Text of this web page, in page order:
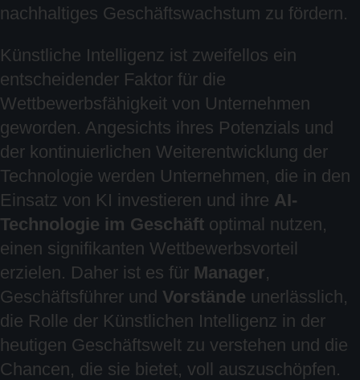
nachhaltiges Geschäftswachstum zu fördern.
Künstliche Intelligenz ist zweifellos ein
entscheidender Faktor für die
Wettbewerbsfähigkeit von Unternehmen
geworden. Angesichts ihres Potenzials und
der kontinuierlichen Weiterentwicklung der
Technologie werden Unternehmen, die in den
Einsatz von KI investieren und ihre AI-
Technologie im Geschäft optimal nutzen,
einen signifikanten Wettbewerbsvorteil
erzielen. Daher ist es für Manager,
Geschäftsführer und Vorstände unerlässlich,
die Rolle der Künstlichen Intelligenz in der
heutigen Geschäftswelt zu verstehen und die
Chancen, die sie bietet, voll auszuschöpfen.